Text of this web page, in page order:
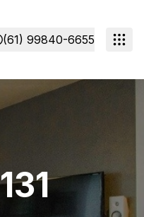
(61) 99840-6655